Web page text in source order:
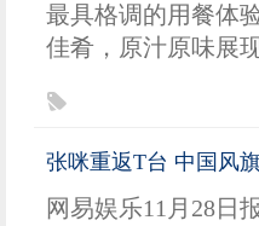
最具格调的用餐体
佳肴，原汁原味展
张咪重返T台 中国风
网易娱乐11月28日